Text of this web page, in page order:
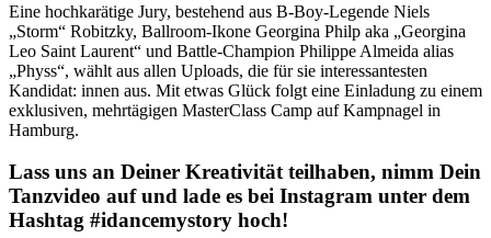
Eine hochkarätige Jury, bestehend aus B-Boy-Legende Niels
„Storm“ Robitzky, Ballroom-Ikone Georgina Philp aka „Georgina
Leo Saint Laurent“ und Battle-Champion Philippe Almeida alias
„Physs“, wählt aus allen Uploads, die für sie interessantesten
Kandidat: innen aus. Mit etwas Glück folgt eine Einladung zu einem
exklusiven, mehrtägigen MasterClass Camp auf Kampnagel in
Hamburg.
Lass uns an Deiner Kreativität teilhaben, nimm Dein
Tanzvideo auf und lade es bei Instagram unter dem
Hashtag #idancemystory hoch!